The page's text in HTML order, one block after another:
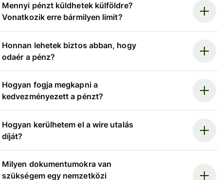
Mennyi pénzt küldhetek külföldre?
Vonatkozik erre bármilyen limit?
Honnan lehetek biztos abban, hogy
odaér a pénz?
Hogyan fogja megkapni a
kedvezményezett a pénzt?
Hogyan kerülhetem el a wire utalás
díját?
Milyen dokumentumokra van
szükségem egy nemzetközi